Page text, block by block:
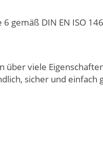
gemäß DIN EN ISO
über viele
sicher und einfach